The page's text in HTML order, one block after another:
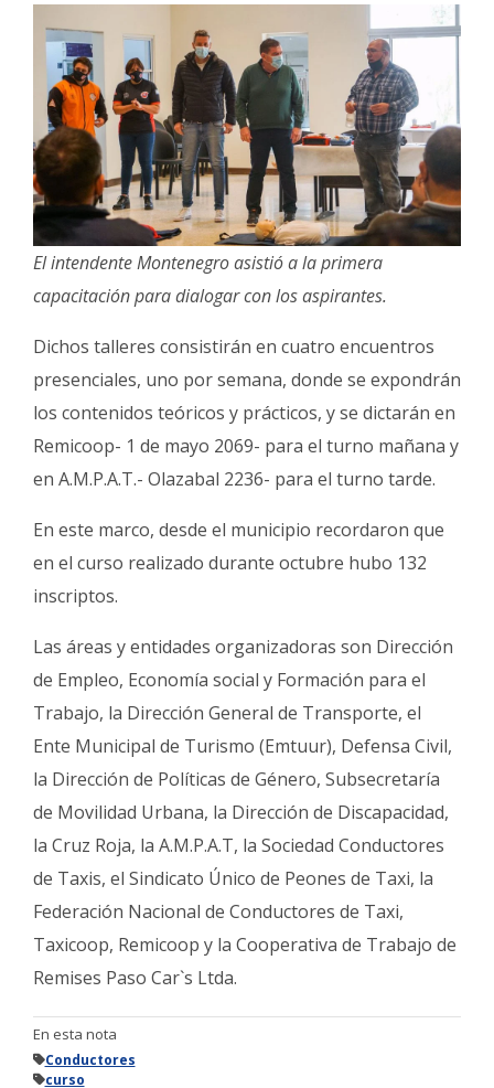
El intendente Montenegro asistió a la primera
capacitación para dialogar con los aspirantes.
Dichos talleres consistirán en cuatro encuentros
presenciales, uno por semana, donde se expondrán
los contenidos teóricos y prácticos, y se dictarán en
Remicoop- 1 de mayo 2069- para el turno mañana y
en A.M.P.A.T.- Olazabal 2236- para el turno tarde.
En este marco, desde el municipio recordaron que
en el curso realizado durante octubre hubo 132
inscriptos.
Las áreas y entidades organizadoras son Dirección
de Empleo, Economía social y Formación para el
Trabajo, la Dirección General de Transporte, el
Ente Municipal de Turismo (Emtuur), Defensa Civil,
la Dirección de Políticas de Género, Subsecretaría
de Movilidad Urbana, la Dirección de Discapacidad,
la Cruz Roja, la A.M.P.A.T, la Sociedad Conductores
de Taxis, el Sindicato Único de Peones de Taxi, la
Federación Nacional de Conductores de Taxi,
Taxicoop, Remicoop y la Cooperativa de Trabajo de
Remises Paso Car`s Ltda.
En esta nota
Conductores
curso